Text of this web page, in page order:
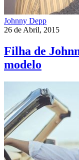
Johnny Depp
26 de Abril, 2015
Filha de
modelo